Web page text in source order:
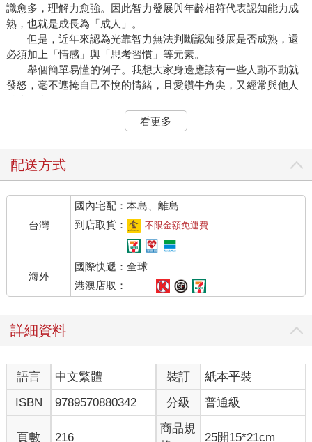
識愈多，理解力愈強。因此智力發展與年齡相符代表認知能力成
熟，也就是成長為「成人」。
但是，近年來認為光靠智力無法判斷認知發展是否成熟，還
必須加上「情感」與「思考習慣」等元素。
舉個簡單易懂的例子。我想大家身邊應該有一些人動不動就
發怒，毫不遮掩自己不悅的情緒，且愛鑽牛角尖，又經常與他人
發生衝突。
這種人帶給他人的印象是「孩子氣」。即便是經驗豐富，工
作能力高超的主管，倘若個性如此，也稱不上是認知發展成熟。
無法根據實際情況進行修正。
法，不會看場面，愛耍性子又容易與周遭起衝突，這樣當然也稱
不上是認知發展成熟的人。
另一方面，有些人雖然經驗尚淺、專業知識普通，卻能配合
狀況臨機應變，溝通時心平氣和、沒有偏見，不會因人廢言。
這種人就不容易受到情緒左右，每次都能因應情況提出冷靜
的答案，比起知識經驗豐富卻無法控制情緒的人，認知發展更為
成熟。
換句話說，認知發展是否成熟端看是否會受到情緒左右。
受到情緒左右的人即便知識資訊豐富，卻容易鑽牛角尖，認
為凡事只有一種正確答案，認知能力本身非常狹隘；至於不會受
到情緒左右的人由於能配合對方與當下的情況來臨機應變，因此
說得誇張一點，認知能力超過本身了解的知識範圍。
這正是所謂「聽不進意見」跟「聽得進意見」的差別。
如果充滿領袖魅力的主管時不時忽略下屬的意見，強迫所有
看更多
配送方式
台灣
國內宅配：本島、離島
到店取貨：
不限金額免運費
海外
國際快遞：全球
港澳店取：
詳細資料
語言 中文繁體 裝訂
紙本平裝
ISBN
9789570880342 分級 普通級
頁數 216
商品規
25開15*21cm